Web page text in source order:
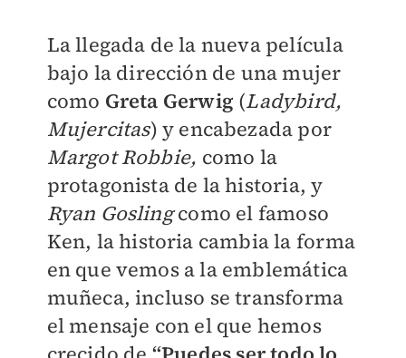
La llegada de la nueva película
bajo la dirección de una mujer
como Greta Gerwig (Ladybird,
Mujercitas) y encabezada por
Margot Robbie, como la
protagonista de la historia, y
Ryan Goslingcomo el famoso
Ken, la historia cambia la forma
en que vemos a la emblemática
muñeca, incluso se transforma
el mensaje con el que hemos